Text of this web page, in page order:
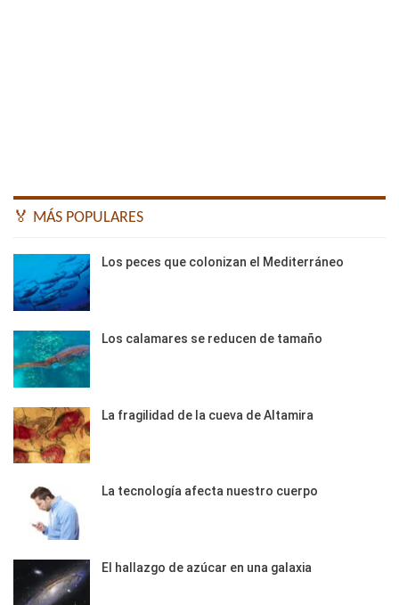
🏅 MÁS POPULARES
Los peces que colonizan el Mediterráneo
Los calamares se reducen de tamaño
La fragilidad de la cueva de Altamira
La tecnología afecta nuestro cuerpo
El hallazgo de azúcar en una galaxia